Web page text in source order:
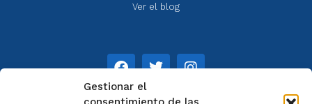
Gestionar el
Ver el blog